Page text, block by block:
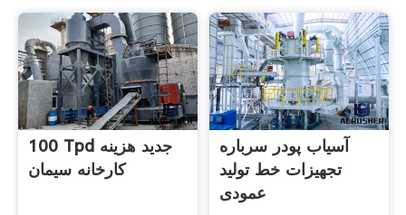
100 Tpd جدید هزینه
کارخانه سیمان
آسیاب پودر سرباره
تجهیزات خط تولید
عمودی